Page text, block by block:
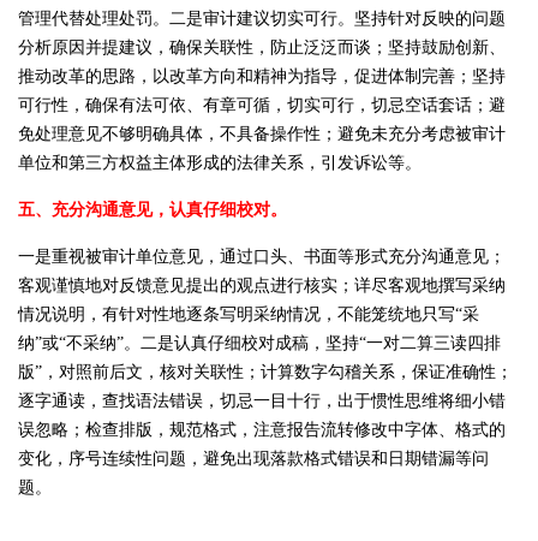
管理代替处理处罚。二是审计建议切实可行。坚持针对反映的问题
分析原因并提建议，确保关联性，防止泛泛而谈；坚持鼓励创新、
推动改革的思路，以改革方向和精神为指导，促进体制完善；坚持
可行性，确保有法可依、有章可循，切实可行，切忌空话套话；避
免处理意见不够明确具体，不具备操作性；避免未充分考虑被审计
单位和第三方权益主体形成的法律关系，引发诉讼等。
五、充分沟通意见，认真仔细校对。
一是重视被审计单位意见，通过口头、书面等形式充分沟通意见；
客观谨慎地对反馈意见提出的观点进行核实；详尽客观地撰写采纳
情况说明，有针对性地逐条写明采纳情况，不能笼统地只写“采
纳”或“不采纳”。二是认真仔细校对成稿，坚持“一对二算三读四排
版”，对照前后文，核对关联性；计算数字勾稽关系，保证准确性；
逐字通读，查找语法错误，切忌一目十行，出于惯性思维将细小错
误忽略；检查排版，规范格式，注意报告流转修改中字体、格式的
变化，序号连续性问题，避免出现落款格式错误和日期错漏等问
题。